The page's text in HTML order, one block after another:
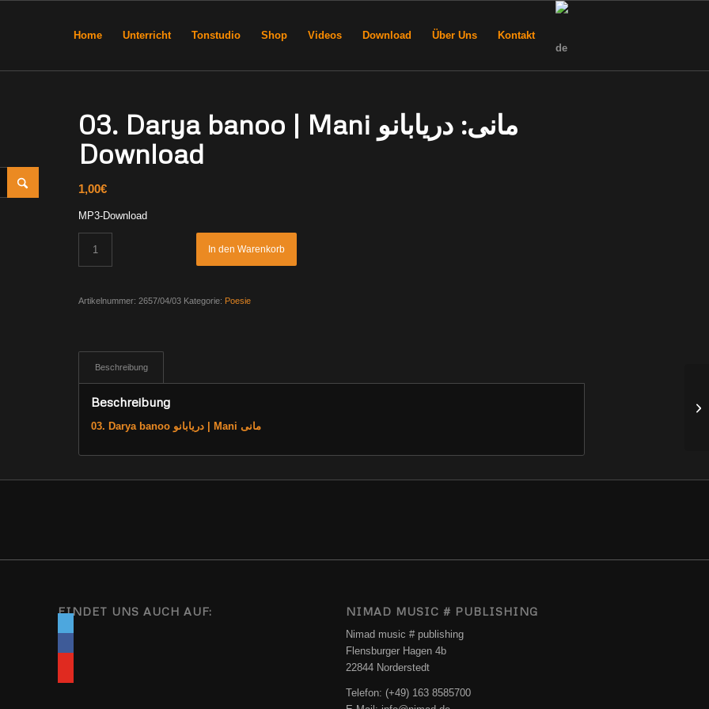
Home Unterricht Tonstudio Shop Videos Download Über Uns Kontakt
03. Darya banoo | Mani مانی: دریابانو
Download
1,00€
MP3-Download
In den Warenkorb
Artikelnummer: 2657/04/03 Kategorie: Poesie
Beschreibung
Beschreibung
03. Darya banoo دریابانو | Mani مانی
FINDET UNS AUCH AUF: NIMAD MUSIC # PUBLISHING
Nimad music # publishing
Flensburger Hagen 4b
22844 Norderstedt
Telefon: (+49) 163 8585700